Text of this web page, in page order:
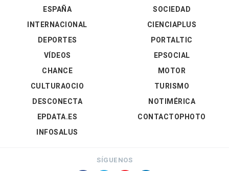
ESPAÑA
INTERNACIONAL
DEPORTES
VÍDEOS
SOCIEDAD
CIENCIAPLUS
PORTALTIC
EPSOCIAL
CHANCE
CULTURAOCIO
DESCONECTA
EPDATA.ES
INFOSALUS
MOTOR
TURISMO
NOTIMÉRICA
CONTACTOPHOTO
SÍGUENOS